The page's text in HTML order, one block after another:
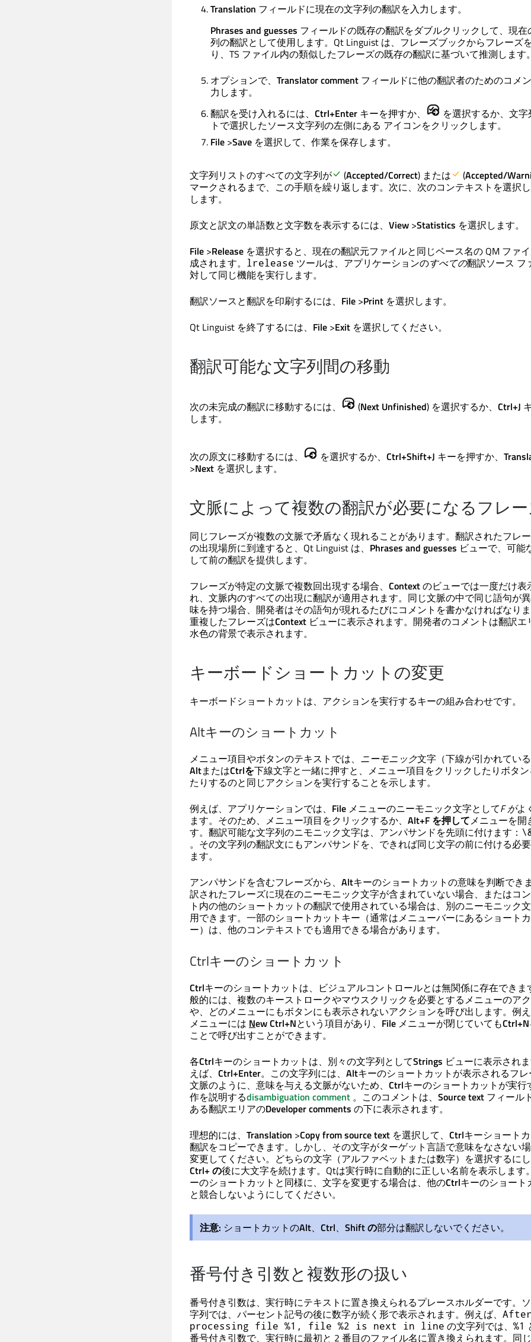
Translation フィールドに現在の文字列の翻訳を入力します。
Phrases and guesses フィールドの既存の翻訳をダブルクリックして、現在
列の翻訳として使用します。 Qt Linguist は、フレーズブックからフレーズ
り、TS ファイル内の類似したフレーズの既存の翻訳に基づいて推測します
オプションで、 Translator comment フィールドに他の翻訳者のためのコメ
力します。
翻訳を受け入れるには、 Ctrl+Enter キーを押すか、
を選択するか、文
トで選択したソース文字列の左側にある アイコンをクリックします。
File >Save を選択して、作業を保存します。
文字列リストのすべての文字列が (Accepted/Correct) または (Accepted/
マークされるまで、この手順を繰り返します。次に、次のコンテキストを選択
します。
原文と訳文の単語数と文字数を表示するには、 View >Statistics を選択します。
File >Release を選択すると、現在の翻訳元ファイルと同じベース名の QM ファ
成されます。
lrelease ツールは、アプリケーションのすべての翻訳ソース フ
対して同じ機能を実行します。
翻訳ソースと翻訳を印刷するには、 File >Print を選択します。
Qt Linguist を終了するには、 File >Exit を選択してください。
翻訳可能な文字列間の移動
次の未完成の翻訳に移動するには、 (Next Unfinished) を選択するか、 Ctrl+J
します。
次の原文に移動するには、 を選択するか、 Ctrl+Shift+J キーを押すか、
>Next を選択します。
文脈によって複数の翻訳が必要になるフレ
同じフレーズが複数の文脈で矛盾なく現れることがあります。翻訳されたフレ
の出現場所に到達すると、 Qt Linguist は、 Phrases and guesses ビューで、可能
して前の翻訳を提供します。
フレーズが特定の文脈で複数回出現する場合、 Contextのビューでは一度だけ表
れ、文脈内のすべての出現に翻訳が適用されます。同じ文脈の中で同じ語句が
味を持つ場合、開発者はその語句が現れるたびにコメントを書かなければなり
重複したフレーズはContext ビューに表示されます。開発者のコメントは翻訳エ
水色の背景で表示されます。
キーボードショートカットの変更
キーボードショートカットは、アクションを実行するキーの組み合わせです。
Altキーのショートカット
メニュー項目やボタンのテキストでは、 ニーモニック文字（下線が引かれてい
AltまたはCtrlを下線文字と一緒に押すと、メニュー項目をクリックしたりボタ
たりするのと同じアクションを実行することを示します。
例えば、アプリケーションでは、 File メニューのニーモニック文字としてF がよ
ます。そのため、メニュー項目をクリックするか、 Alt+F を押してメニューを開
す。翻訳可能な文字列のニモニック文字は、アンパサンドを先頭に付けます：
。その文字列の翻訳文にもアンパサンドを、できれば同じ文字の前に付ける必
ます。
アンパサンドを含むフレーズから、 Altキーのショートカットの意味を判断でき
訳されたフレーズに現在のニーモニック文字が含まれていない場合、またはコ
ト内の他のショートカットの翻訳で使用されている場合は、別のニーモニック
用できます。一部のショートカットキー（通常はメニューバーにあるショート
ー）は、他のコンテキストでも適用できる場合があります。
Ctrlキーのショートカット
Ctrlキーのショートカットは、ビジュアルコントロールとは無関係に存在できま
般的には、複数のキーストロークやマウスクリックを必要とするメニューのア
や、どのメニューにもボタンにも表示されないアクションを呼び出します。例
メニューには New Ctrl+Nという項目があり、 File メニューが閉じていてもCtrl+N
ことで呼び出すことができます。
各Ctrlキーのショートカットは、別々の文字列としてStrings ビューに表示され
えば、 Ctrl+Enter。この文字列には、 Altキーのショートカットが表示されるフ
文脈のように、意味を与える文脈がないため、 Ctrlキーのショートカットが実行
作を説明するdisambiguation comment 。このコメントは、 Source text フィール
ある翻訳エリアのDeveloper comments の下に表示されます。
理想的には、 Translation >Copy from source text を選択して、 Ctrlキーショート
翻訳をコピーできます。しかし、その文字がターゲット言語で意味をなさない
変更してください。どちらの文字（アルファベットまたは数字）を選択するに
Ctrl+ の後に大文字を続けます。Qtは実行時に自動的に正しい名前を表示します
ーのショートカットと同様に、文字を変更する場合は、他のCtrlキーのショート
と競合しないようにしてください。
注意: ショートカットのAlt、 Ctrl、 Shift の部分は翻訳しないでください。
番号付き引数と複数形の扱い
番号付き引数は、実行時にテキストに置き換えられるプレースホルダーです。
字列では、パーセント記号の後に数字が続く形で表示されます。例えば、
processing file %1, file %2 is next in line の文字列では、 %1
番号付き引数で、実行時に最初と 2 番目のファイル名に置き換えられます。同